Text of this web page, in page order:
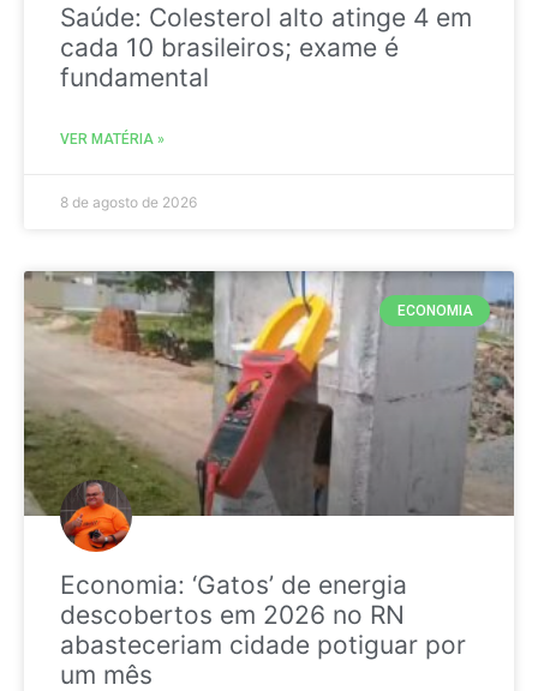
Saúde: Colesterol alto atinge 4 em
cada 10 brasileiros; exame é
fundamental
VER MATÉRIA »
8 de agosto de 2026
ECONOMIA
Economia: ‘Gatos’ de energia
descobertos em 2026 no RN
abasteceriam cidade potiguar por
um mês